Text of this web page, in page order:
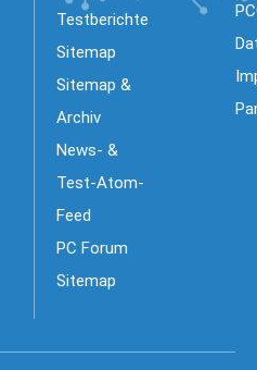
Testberichte
Sitemap
Sitemap &
Archiv
News- &
Test-Atom-
Feed
PC Forum
Sitemap